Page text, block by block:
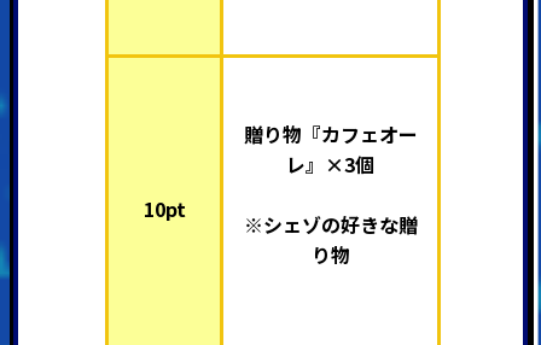
10pt
贈り物『カフェオー
レ』×3個
※シェゾの好きな贈
り物